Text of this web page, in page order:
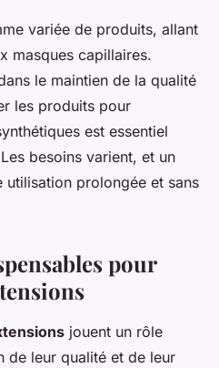
variée de produits, allant
masques capillaires.
le maintien de la qualité
les produits pour
est essentiel
besoins varient, et un
prolongée et sans
pour
jouent un rôle
de leur qualité et de leur